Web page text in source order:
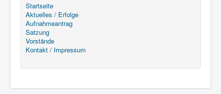
Startseite
Aktuelles / Erfolge
Aufnahmeantrag
Satzung
Vorstände
Kontakt / Impressum